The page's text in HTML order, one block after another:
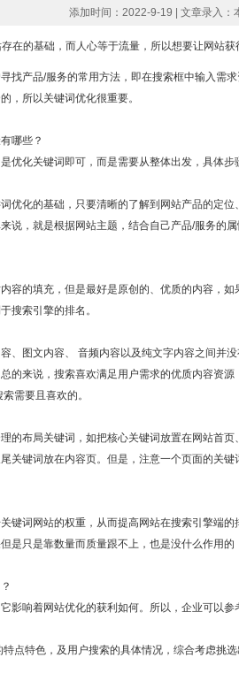
添加时间：2022-9-19 | 文章录入：
在的基础，而人心等于流量，所以想要让网站
找产品/服务的常用方法，即在搜索框中输入需
，所以关键词优化很重要。
哪些？
优化关键词即可，而是需要从整体出发，具体步
优化的基础，只要清晰的了解到网站产品的定
说，就是根据网站主题，结合自己产品/服务的
容的填充，但是最好是原创的、优质的内容，
搜索引擎的排名。
、图文内容、 音频内容以及纯文字内容之间并
的来说，搜索喜欢满足用户需求的优质内容资
需要且喜欢的。
的布局关键词，如把核心关键词放置在网站首
关键词放在内容页。但是，注意一个页面的关
键词网站的权重，从而提高网站在搜索引擎端
是只是靠数量而质量跟不上，也是没什么作用的
影响着网站优化的获利如何。所以，企业可以参
点特色，及用户搜索的具体情况，综合考虑挑